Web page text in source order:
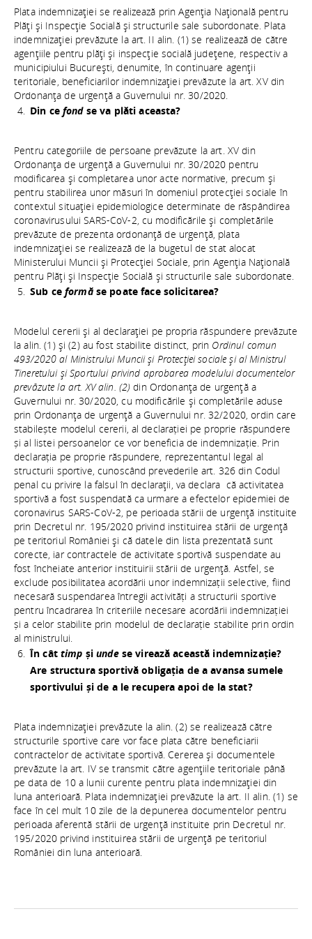
Plata indemnizaţiei se realizează prin Agenţia Naţională pentru
Plăţi şi Inspecţie Socială şi structurile sale subordonate. Plata
indemnizaţiei prevăzute la art. II alin. (1) se realizează de către
agenţiile pentru plăţi şi inspecţie socială judeţene, respectiv a
municipiului Bucureşti, denumite, în continuare agenţii
teritoriale, beneficiarilor indemnizaţiei prevăzute la art. XV din
Ordonanţa de urgenţă a Guvernului nr. 30/2020.
Din ce fondse va plăti aceasta?
Pentru categoriile de persoane prevăzute la art. XV din
Ordonanţa de urgenţă a Guvernului nr. 30/2020 pentru
modificarea şi completarea unor acte normative, precum şi
pentru stabilirea unor măsuri în domeniul protecţiei sociale în
contextul situaţiei epidemiologice determinate de răspândirea
coronavirusului SARS-CoV-2, cu modificările şi completările
prevăzute de prezenta ordonanţă de urgenţă, plata
indemnizaţiei se realizează de la bugetul de stat alocat
Ministerului Muncii şi Protecţiei Sociale, prin Agenţia Naţională
pentru Plăţi şi Inspecţie Socială şi structurile sale subordonate.
Sub ce formăse poate face solicitarea?
Modelul cererii şi al declaraţiei pe propria răspundere prevăzute
la alin. (1) şi (2) au fost stabilite distinct, prin Ordinul comun
493/2020 al Ministrului Muncii şi Protecţiei sociale şi al Ministrul
Tineretului şi Sportului privind aprobarea modelului documentelor
prevăzute la art. XV alin. (2) din Ordonanţa de urgenţă a
Guvernului nr. 30/2020, cu modificările şi completările aduse
prin Ordonanţa de urgenţă a Guvernului nr. 32/2020, ordin care
stabilește modelul cererii, al declarației pe proprie răspundere
și al listei persoanelor ce vor beneficia de indemnizație. Prin
declarația pe proprie răspundere, reprezentantul legal al
structurii sportive, cunoscând prevederile art. 326 din Codul
penal cu privire la falsul în declaraţii, va declara că activitatea
sportivă a fost suspendată ca urmare a efectelor epidemiei de
coronavirus SARS-CoV-2, pe perioada stării de urgenţă instituite
prin Decretul nr. 195/2020 privind instituirea stării de urgenţă
pe teritoriul României şi că datele din lista prezentată sunt
corecte, iar contractele de activitate sportivă suspendate au
fost încheiate anterior instituirii stării de urgenţă. Astfel, se
exclude posibilitatea acordării unor indemnizații selective, fiind
necesară suspendarea întregii activități a structurii sportive
pentru încadrarea în criteriile necesare acordării indemnizației
și a celor stabilite prin modelul de declarație stabilite prin ordin
al ministrului.
În cât timp șiundese virează această indemnizație?
Are structura sportivă obligația de a avansa sumele
sportivului și de a le recupera apoi de la stat?
Plata indemnizaţiei prevăzute la alin. (2) se realizează către
structurile sportive care vor face plata către beneficiarii
contractelor de activitate sportivă. Cererea şi documentele
prevăzute la art. IV se transmit către agenţiile teritoriale până
pe data de 10 a lunii curente pentru plata indemnizaţiei din
luna anterioară. Plata indemnizaţiei prevăzute la art. II alin. (1) se
face în cel mult 10 zile de la depunerea documentelor pentru
perioada aferentă stării de urgenţă instituite prin Decretul nr.
195/2020 privind instituirea stării de urgenţă pe teritoriul
României din luna anterioară.